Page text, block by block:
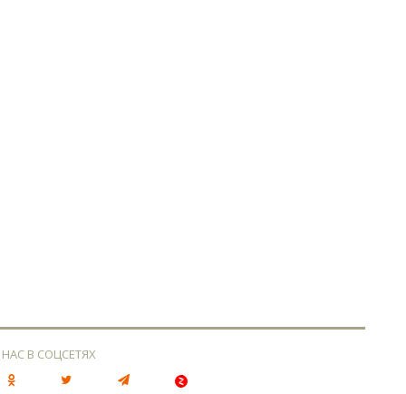
В СОЦСЕТЯХ